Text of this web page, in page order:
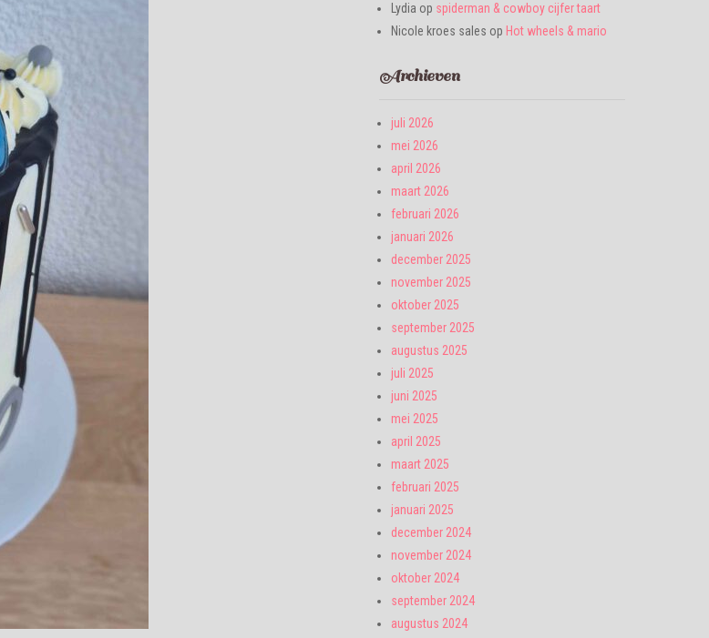
Lydia op spiderman & cowboy cijfer taart
Nicole kroes sales op Hot wheels & mario
Archieven
juli 2026
mei 2026
april 2026
maart 2026
februari 2026
januari 2026
december 2025
november 2025
oktober 2025
september 2025
augustus 2025
juli 2025
juni 2025
mei 2025
april 2025
maart 2025
februari 2025
januari 2025
december 2024
november 2024
oktober 2024
september 2024
augustus 2024